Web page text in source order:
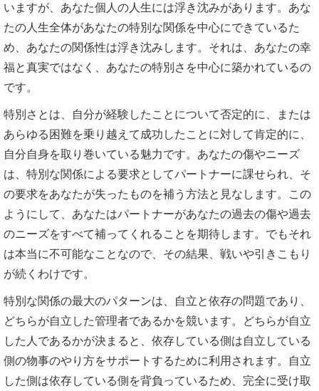
いますが、あなた個人の人生には浮き沈みがあります。あな
たの人生全体があなたの特別な関係を中心にできているた
め、あなたの関係性は浮き沈みします。それは、あなたの幸
福と真実ではなく、あなたの特別さを中心に築かれているの
です。
特別さとは、自分が経験したことについて否定的に、または
あらゆる困難を乗り越えて成功したことに対して肯定的に、
自分自身を取り巻いている魅力です。あなたの傷やニーズ
は、特別な関係による要求としてパートナーに課せられ、そ
の要求をあなたが失ったものを補う方法と見なします。この
ようにして、あなたはパートナーがあなたの過去の傷や過去
のニーズをすべて補ってくれることを期待します。でもそれ
は本当に不可能なことなので、その結果、戦いや引きこもり
が続くわけです。
特別な関係の最大のパターンは、自立と依存の問題であり、
どちらが自立した管理者であるかを競います。どちらが自立
した人であるかが決まると、依存している側は自立している
側の物事のやり方をサポートするために利用されます。自立
した側は依存している側を背負っているため、完全に受け取